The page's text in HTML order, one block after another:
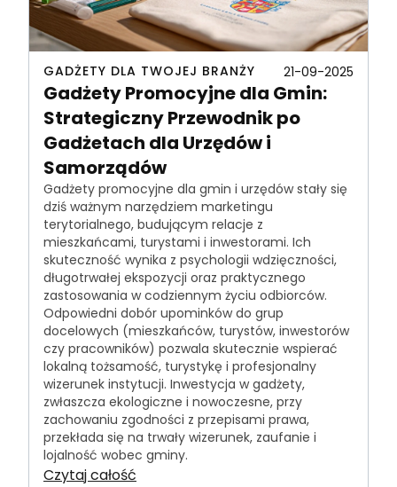
GADŻETY DLA TWOJEJ BRANŻY 21-09-2025
Gadżety Promocyjne dla Gmin:
Strategiczny Przewodnik po
Gadżetach dla Urzędów i
Samorządów
Gadżety promocyjne dla gmin i urzędów stały się
dziś ważnym narzędziem marketingu
terytorialnego, budującym relacje z
mieszkańcami, turystami i inwestorami. Ich
skuteczność wynika z psychologii wdzięczności,
długotrwałej ekspozycji oraz praktycznego
zastosowania w codziennym życiu odbiorców.
Odpowiedni dobór upominków do grup
docelowych (mieszkańców, turystów, inwestorów
czy pracowników) pozwala skutecznie wspierać
lokalną tożsamość, turystykę i profesjonalny
wizerunek instytucji. Inwestycja w gadżety,
zwłaszcza ekologiczne i nowoczesne, przy
zachowaniu zgodności z przepisami prawa,
przekłada się na trwały wizerunek, zaufanie i
lojalność wobec gminy.
Czytaj całość